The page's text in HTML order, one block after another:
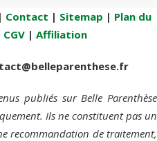
| Contact | Sitemap | Plan du
CGV| Affiliation
publiés sur Belle Parenthèse
Ils ne constituent pas un
recommandation de traitement,